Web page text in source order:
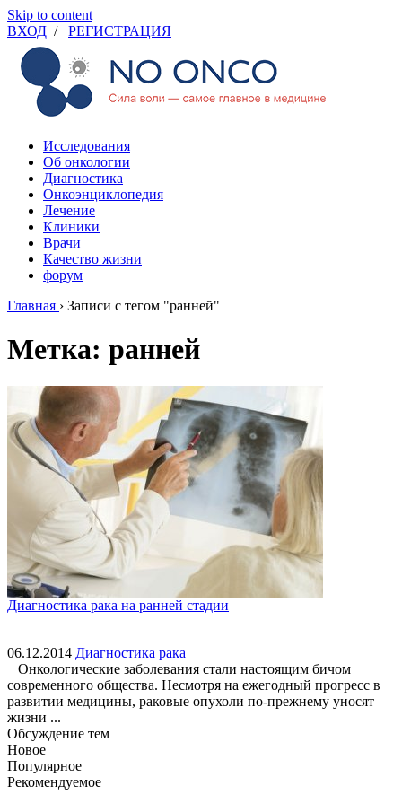
Skip to content
ВХОД / РЕГИСТРАЦИЯ
Исследования
Об онкологии
Диагностика
Онкоэнциклопедия
Лечение
Клиники
Врачи
Качество жизни
форум
Главная › Записи с тегом "ранней"
Метка: ранней
Диагностика рака на ранней стадии
06.12.2014 Диагностика рака
Онкологические заболевания стали настоящим бичом
современного общества. Несмотря на ежегодный прогресс в
развитии медицины, раковые опухоли по-прежнему уносят
жизни ...
Обсуждение тем
Новое
Популярное
Рекомендуемое